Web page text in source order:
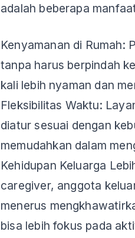
adalah beberapa
Kenyamanan di Rumah:
tanpa harus berpindah
kali lebih nyaman dan
Fleksibilitas Waktu:
diatur sesuai dengan
memudahkan dalam
Kehidupan Keluarga
caregiver, anggota
menerus
bisa lebih fokus pada